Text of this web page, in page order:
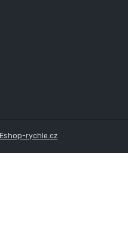
Eshop-rychle.cz